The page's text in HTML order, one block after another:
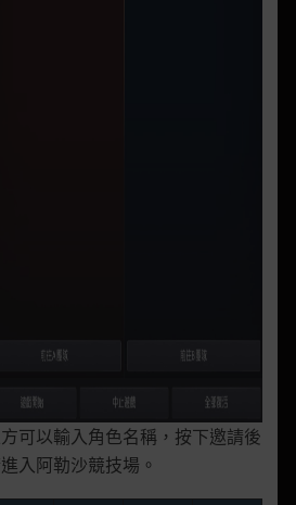
可以輸入角色名稱，按下邀請後
入阿勒沙競技場。